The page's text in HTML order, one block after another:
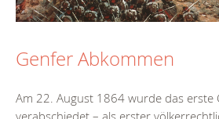
Genfer Abkommen
Am 22. August 1864 wurde das erste
verabschiedet – als erster